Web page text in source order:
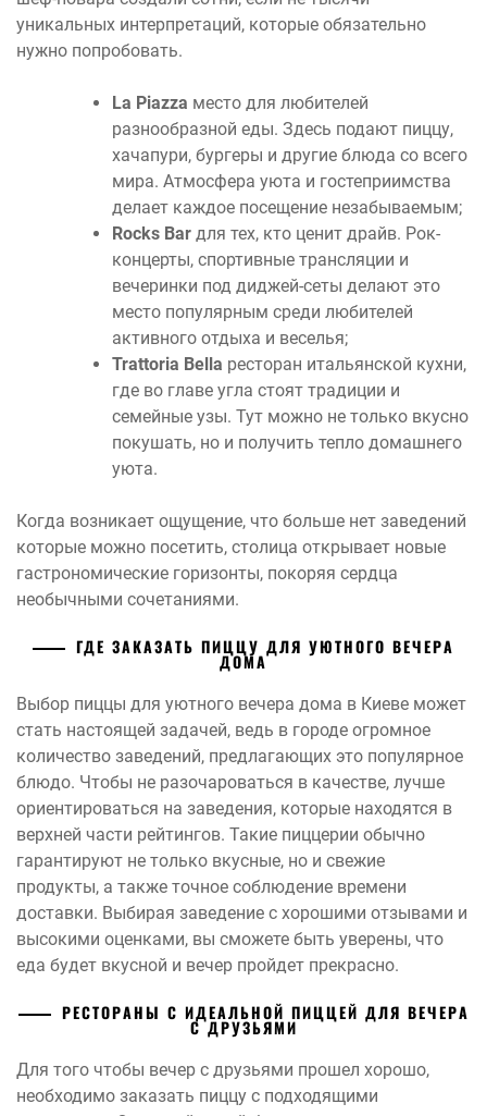
уникальных интерпретаций, которые обязательно
нужно попробовать.
La Piazza место для любителей
разнообразной еды. Здесь подают пиццу,
хачапури, бургеры и другие блюда со всего
мира. Атмосфера уюта и гостеприимства
делает каждое посещение незабываемым;
Rocks Bar для тех, кто ценит драйв. Рок-
концерты, спортивные трансляции и
вечеринки под диджей-сеты делают это
место популярным среди любителей
активного отдыха и веселья;
Trattoria Bella ресторан итальянской кухни,
где во главе угла стоят традиции и
семейные узы. Тут можно не только вкусно
покушать, но и получить тепло домашнего
уюта.
Когда возникает ощущение, что больше нет заведений
которые можно посетить, столица открывает новые
гастрономические горизонты, покоряя сердца
необычными сочетаниями.
ГДЕ ЗАКАЗАТЬ ПИЦЦУ ДЛЯ УЮТНОГО ВЕЧЕРА
ДОМА
Выбор пиццы для уютного вечера дома в Киеве может
стать настоящей задачей, ведь в городе огромное
количество заведений, предлагающих это популярное
блюдо. Чтобы не разочароваться в качестве, лучше
ориентироваться на заведения, которые находятся в
верхней части рейтингов. Такие пиццерии обычно
гарантируют не только вкусные, но и свежие
продукты, а также точное соблюдение времени
доставки. Выбирая заведение с хорошими отзывами и
высокими оценками, вы сможете быть уверены, что
еда будет вкусной и вечер пройдет прекрасно.
РЕСТОРАНЫ С ИДЕАЛЬНОЙ ПИЦЦЕЙ ДЛЯ ВЕЧЕРА
С ДРУЗЬЯМИ
Для того чтобы вечер с друзьями прошел хорошо,
необходимо заказать пиццу с подходящими